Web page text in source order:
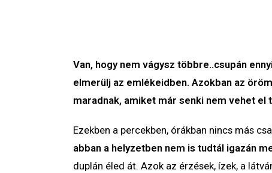
Van, hogy nem vágysz többre..csupán
elmerülj az emlékeidben. Azokban az
maradnak, amiket már senki nem vehet el
Ezekben a percekben, órákban nincs más
abban a helyzetben nem is tudtál igazán
duplán éled át. Azok az érzések, ízek, a